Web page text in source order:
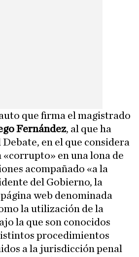
que firma el magistrado
Fernández, al que ha
en el que considera
«corrupto» en una lona de
acompañado «a la
del Gobierno, la
web denominada
la utilización de la
la que son conocidos
procedimientos
a la jurisdicción penal